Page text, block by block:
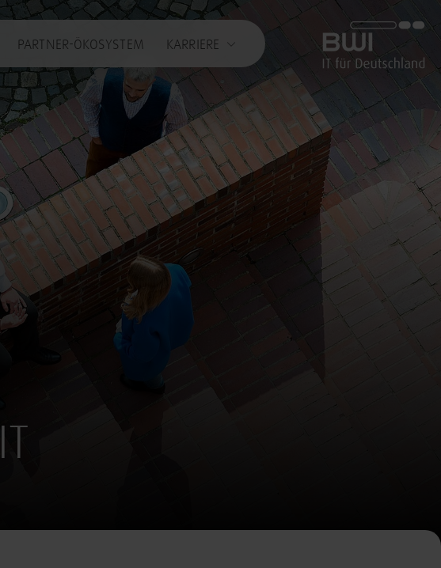
PARTNER-ÖKOSYSTEM KARRIERE
BWI GmbH